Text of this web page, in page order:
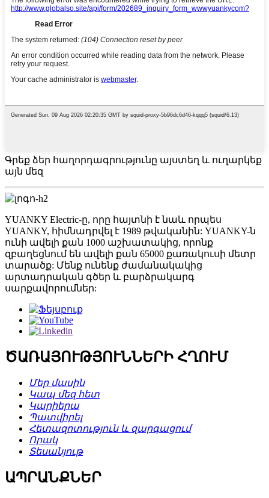
Գրեք ձեր հաղորդագրությունը այստեղ և ուղարկեք
այն մեզ
YUANKY Electric-ը, որը հայտնի է նաև որպես
YUANKY, հիմնադրվել է 1989 թվականին: YUANKY-ն
ունի ավելի քան 1000 աշխատակից, որոնք
զբաղեցնում են ավելի քան 65000 քառակուսի մետր
տարածք: Մենք ունենք ժամանակակից
արտադրական գծեր և բարձրակարգ
սարքավորումներ:
ԾԱՌԱՅՈՒԹՅՈՒՆՆԵՐԻ ՀՂՈՒՄ
Մեր մասին
Կապ մեզ հետ
Կարիերա
Պատվիրել
Հետազոտություն և զարգացում
Որակ
Տեսանյութ
ԱՊՐԱՆՔՆԵՐ